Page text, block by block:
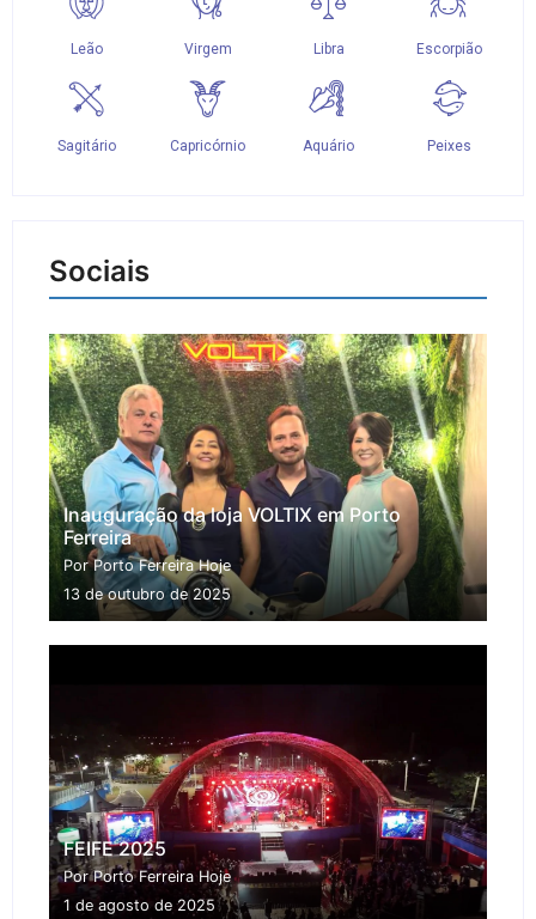
Sociais
Inauguração da loja VOLTIX em Porto
Ferreira
Por Porto Ferreira Hoje
13 de outubro de 2025
FEIFE 2025
Por Porto Ferreira Hoje
1 de agosto de 2025